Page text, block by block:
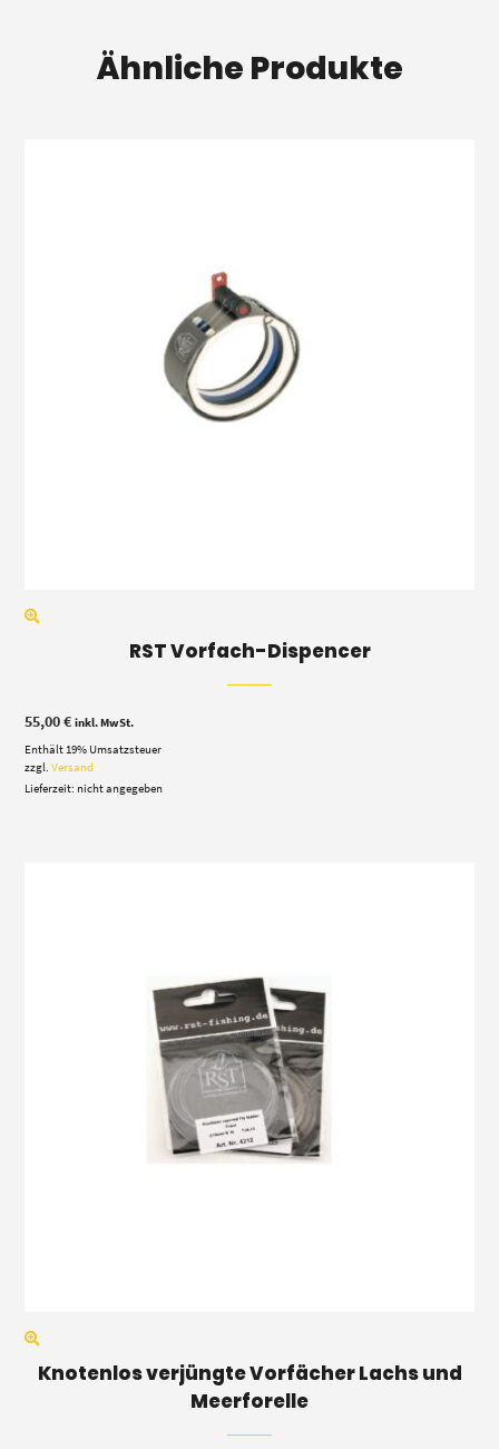
Ähnliche Produkte
RST Vorfach-Dispencer
55,00€ inkl. MwSt.
Enthält 19% Umsatzsteuer
zzgl.Versand
Lieferzeit: nicht angegeben
Knotenlos verjüngte Vorfächer Lachs und
Meerforelle